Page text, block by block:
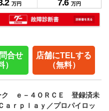
2 万円 7.6 万円
合せ
）
店舗にTELする
（無料）
ク ｅ－４ＯＲＣＥ 登録済未
ａｒｐｌａｙ／プロパイロッ